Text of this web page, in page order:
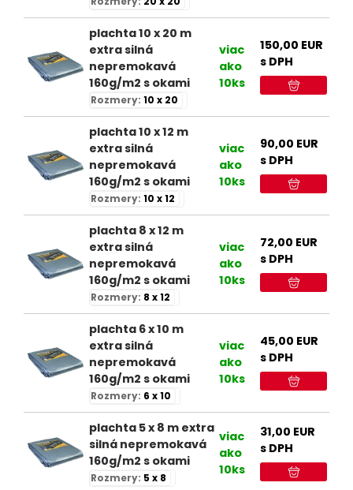
plachta 10 x 20 m
extra silná
nepremokavá
160g/m2 s okami
Rozmery: 10 x 20
viac
ako
10ks
150,00 EUR
s DPH
plachta 10 x 12 m
extra silná
nepremokavá
160g/m2 s okami
Rozmery: 10 x 12
viac
ako
10ks
90,00 EUR
s DPH
plachta 8 x 12 m
extra silná
nepremokavá
160g/m2 s okami
Rozmery: 8 x 12
viac
ako
10ks
72,00 EUR
s DPH
plachta 6 x 10 m
extra silná
nepremokavá
160g/m2 s okami
Rozmery: 6 x 10
viac
ako
10ks
45,00 EUR
s DPH
plachta 5 x 8 m extra
silná nepremokavá
160g/m2 s okami
Rozmery: 5 x 8
viac
ako
10ks
31,00 EUR
s DPH